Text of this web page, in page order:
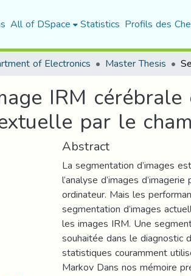
All of DSpace Statistics Profils des
of Electronics Master Thesis
IRM
par le
Abstract
La segmentation d’images
l’analyse d’images
ordinateur. Mais les
segmentation d’images
les images IRM. Une
souhaitée dans le diagnostic
statistiques couramment
Markov Dans nos mémoire